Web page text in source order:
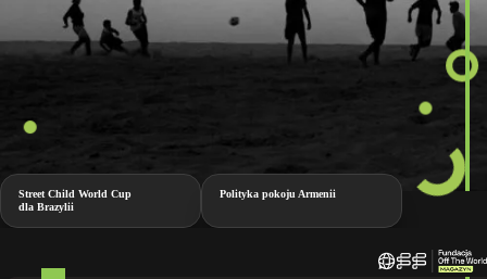
Street Child World Cup
dla Brazylii
Polityka pokoju Armenii